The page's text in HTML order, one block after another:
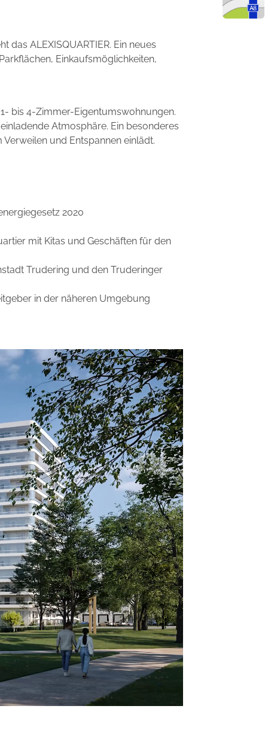
ALEXISQUARTIER. Ein neues
Einkaufsmöglichkeiten,
bis 4-Zimmer-Eigentumswohnungen.
Atmosphäre. Ein besonderes
und Entspannen einlädt.
2020
mit Kitas und Geschäften für den
Trudering und den Truderinger
in der näheren Umgebung